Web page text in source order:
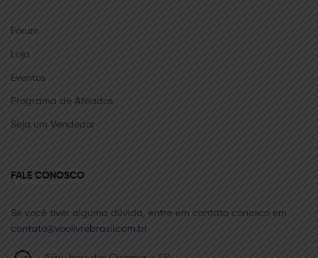
Fórum
Loja
Eventos
Programa de Afiliados
Seja um Vendedor
FALE CONOSCO
Se você tiver alguma dúvida, entre em contato conosco em
contato@voolivrebrasil.com.br